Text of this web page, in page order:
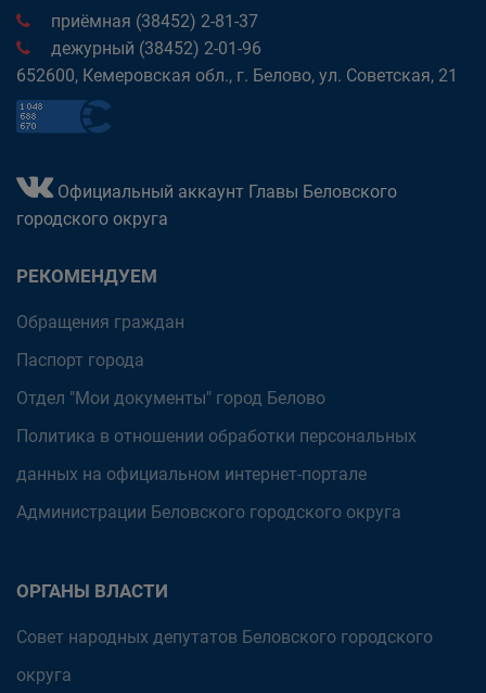
приёмная (38452) 2-81-37
дежурный (38452) 2-01-96
652600, Кемеровская обл., г. Белово, ул. Советская, 21
Официальный аккаунт Главы Беловского
городского округа
РЕКОМЕНДУЕМ
Обращения граждан
Паспорт города
Отдел "Мои документы" город Белово
Политика в отношении обработки персональных
данных на официальном интернет-портале
Администрации Беловского городского округа
ОРГАНЫ ВЛАСТИ
Совет народных депутатов Беловского городского
округа